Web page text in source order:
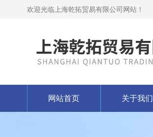
欢迎光临上海乾拓贸易有限公司网站！
网站首页 关于我们